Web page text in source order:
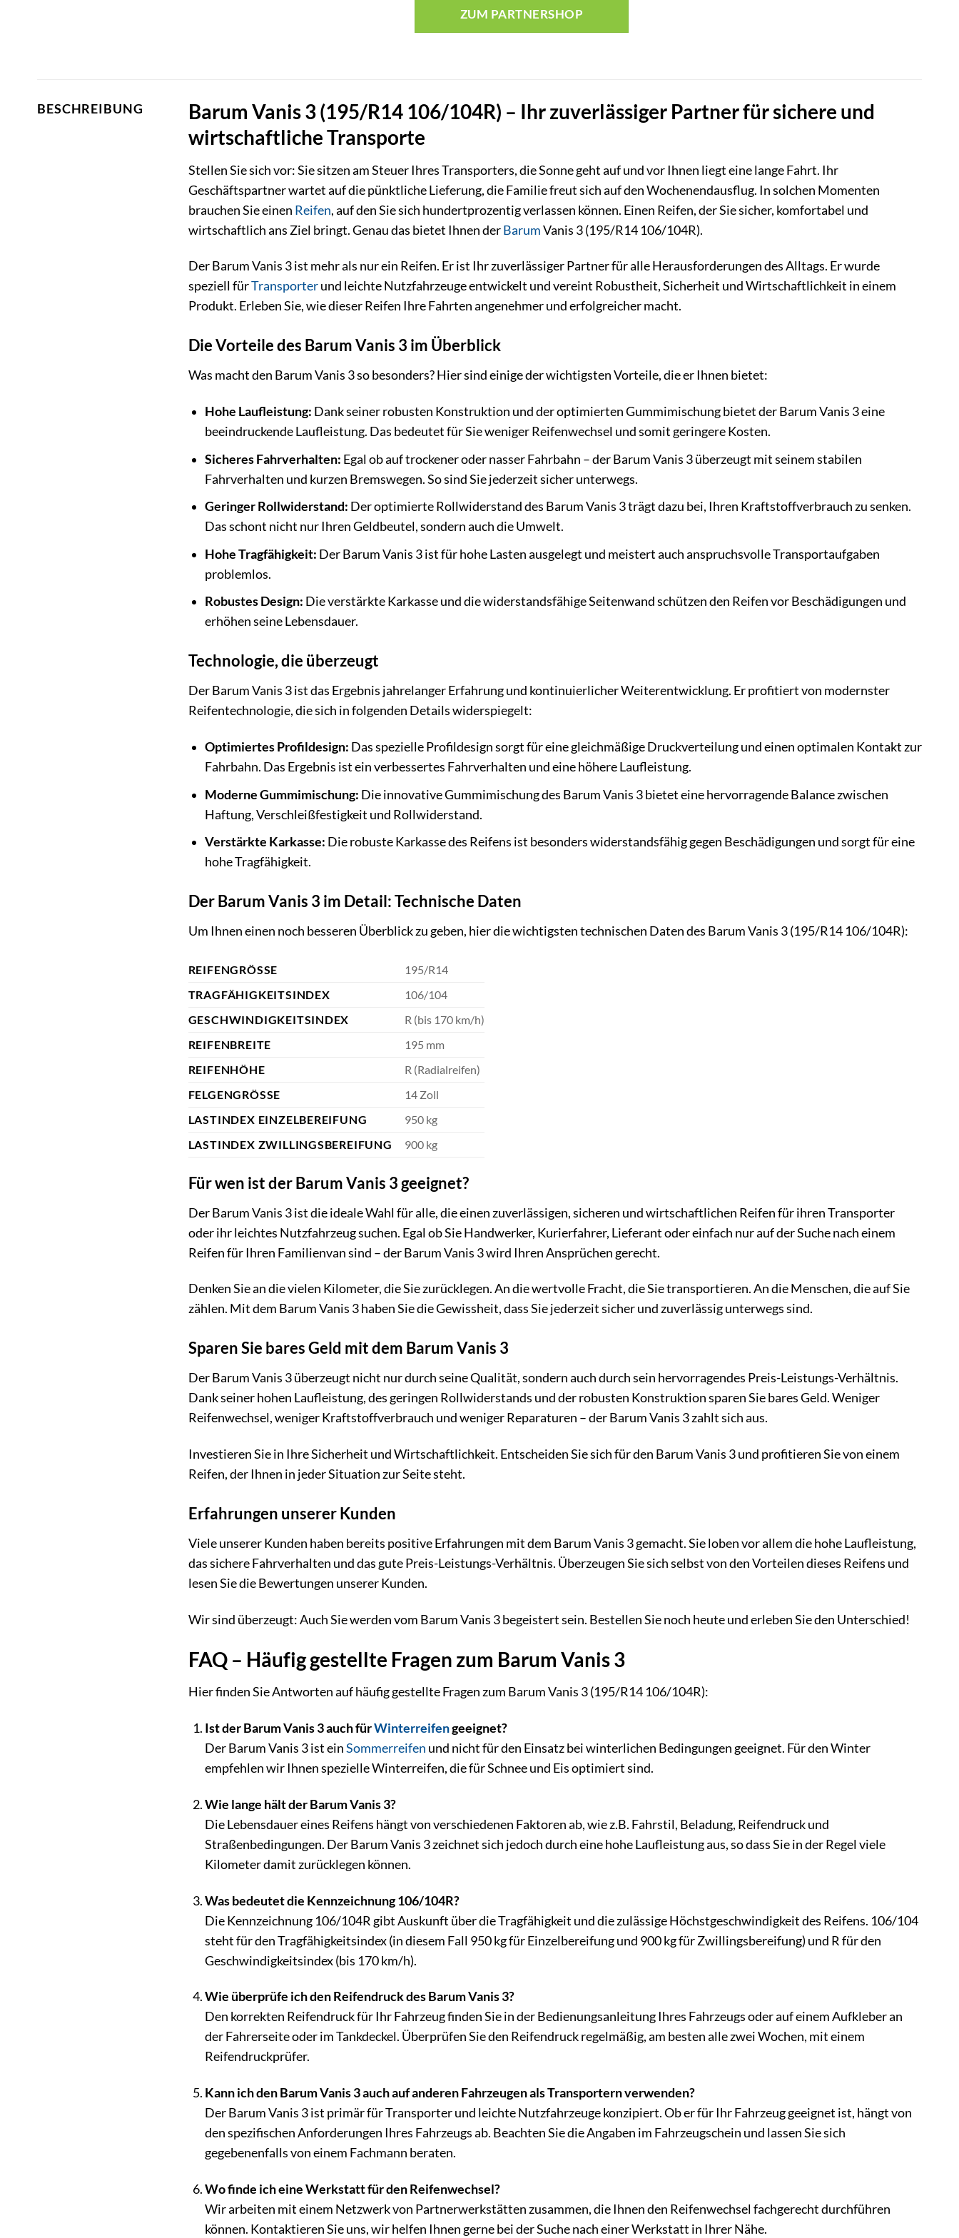
ZUM PARTNERSHOP
BESCHREIBUNG
Barum Vanis 3 (195/R14 106/104R) – Ihr zuverlässiger Partner für sichere und
wirtschaftliche Transporte
Stellen Sie sich vor: Sie sitzen am Steuer Ihres Transporters, die Sonne geht auf und vor Ihnen liegt eine lange Fahrt. Ihr
Geschäftspartner wartet auf die pünktliche Lieferung, die Familie freut sich auf den Wochenendausflug. In solchen Momenten
brauchen Sie einen Reifen, auf den Sie sich hundertprozentig verlassen können. Einen Reifen, der Sie sicher, komfortabel und
wirtschaftlich ans Ziel bringt. Genau das bietet Ihnen derBarumVanis 3 (195/R14 106/104R).
Der Barum Vanis 3 ist mehr als nur ein Reifen. Er ist Ihr zuverlässiger Partner für alle Herausforderungen des Alltags. Er wurde
speziell fürTransporterund leichte Nutzfahrzeuge entwickelt und vereint Robustheit, Sicherheit und Wirtschaftlichkeit in einem
Produkt. Erleben Sie, wie dieser Reifen Ihre Fahrten angenehmer und erfolgreicher macht.
Die Vorteile des Barum Vanis 3 im Überblick
Was macht den Barum Vanis 3 so besonders? Hier sind einige der wichtigsten Vorteile, die er Ihnen bietet:
Hohe Laufleistung: Dank seiner robusten Konstruktion und der optimierten Gummimischung bietet der Barum Vanis 3 eine
beeindruckende Laufleistung. Das bedeutet für Sie weniger Reifenwechsel und somit geringere Kosten.
Sicheres Fahrverhalten: Egal ob auf trockener oder nasser Fahrbahn – der Barum Vanis 3 überzeugt mit seinem stabilen
Fahrverhalten und kurzen Bremswegen. So sind Sie jederzeit sicher unterwegs.
Geringer Rollwiderstand: Der optimierte Rollwiderstand des Barum Vanis 3 trägt dazu bei, Ihren Kraftstoffverbrauch zu senken.
Das schont nicht nur Ihren Geldbeutel, sondern auch die Umwelt.
Hohe Tragfähigkeit: Der Barum Vanis 3 ist für hohe Lasten ausgelegt und meistert auch anspruchsvolle Transportaufgaben
problemlos.
Robustes Design: Die verstärkte Karkasse und die widerstandsfähige Seitenwand schützen den Reifen vor Beschädigungen und
erhöhen seine Lebensdauer.
Technologie, die überzeugt
Der Barum Vanis 3 ist das Ergebnis jahrelanger Erfahrung und kontinuierlicher Weiterentwicklung. Er profitiert von modernster
Reifentechnologie, die sich in folgenden Details widerspiegelt:
Optimiertes Profildesign: Das spezielle Profildesign sorgt für eine gleichmäßige Druckverteilung und einen optimalen Kontakt zur
Fahrbahn. Das Ergebnis ist ein verbessertes Fahrverhalten und eine höhere Laufleistung.
Moderne Gummimischung: Die innovative Gummimischung des Barum Vanis 3 bietet eine hervorragende Balance zwischen
Haftung, Verschleißfestigkeit und Rollwiderstand.
Verstärkte Karkasse: Die robuste Karkasse des Reifens ist besonders widerstandsfähig gegen Beschädigungen und sorgt für eine
hohe Tragfähigkeit.
Der Barum Vanis 3 im Detail: Technische Daten
Um Ihnen einen noch besseren Überblick zu geben, hier die wichtigsten technischen Daten des Barum Vanis 3 (195/R14 106/104R):
REIFENGRÖSSE
195/R14
TRAGFÄHIGKEITSINDEX
106/104
GESCHWINDIGKEITSINDEX
R (bis 170 km/h)
REIFENBREITE
195 mm
REIFENHÖHE
R (Radialreifen)
FELGENGRÖSSE
14 Zoll
LASTINDEX EINZELBEREIFUNG
950 kg
LASTINDEX ZWILLINGSBEREIFUNG
900 kg
Für wen ist der Barum Vanis 3 geeignet?
Der Barum Vanis 3 ist die ideale Wahl für alle, die einen zuverlässigen, sicheren und wirtschaftlichen Reifen für ihren Transporter
oder ihr leichtes Nutzfahrzeug suchen. Egal ob Sie Handwerker, Kurierfahrer, Lieferant oder einfach nur auf der Suche nach einem
Reifen für Ihren Familienvan sind – der Barum Vanis 3 wird Ihren Ansprüchen gerecht.
Denken Sie an die vielen Kilometer, die Sie zurücklegen. An die wertvolle Fracht, die Sie transportieren. An die Menschen, die auf Sie
zählen. Mit dem Barum Vanis 3 haben Sie die Gewissheit, dass Sie jederzeit sicher und zuverlässig unterwegs sind.
Sparen Sie bares Geld mit dem Barum Vanis 3
Der Barum Vanis 3 überzeugt nicht nur durch seine Qualität, sondern auch durch sein hervorragendes Preis-Leistungs-Verhältnis.
Dank seiner hohen Laufleistung, des geringen Rollwiderstands und der robusten Konstruktion sparen Sie bares Geld. Weniger
Reifenwechsel, weniger Kraftstoffverbrauch und weniger Reparaturen – der Barum Vanis 3 zahlt sich aus.
Investieren Sie in Ihre Sicherheit und Wirtschaftlichkeit. Entscheiden Sie sich für den Barum Vanis 3 und profitieren Sie von einem
Reifen, der Ihnen in jeder Situation zur Seite steht.
Erfahrungen unserer Kunden
Viele unserer Kunden haben bereits positive Erfahrungen mit dem Barum Vanis 3 gemacht. Sie loben vor allem die hohe Laufleistung,
das sichere Fahrverhalten und das gute Preis-Leistungs-Verhältnis. Überzeugen Sie sich selbst von den Vorteilen dieses Reifens und
lesen Sie die Bewertungen unserer Kunden.
Wir sind überzeugt: Auch Sie werden vom Barum Vanis 3 begeistert sein. Bestellen Sie noch heute und erleben Sie den Unterschied!
FAQ – Häufig gestellte Fragen zum Barum Vanis 3
Hier finden Sie Antworten auf häufig gestellte Fragen zum Barum Vanis 3 (195/R14 106/104R):
Ist der Barum Vanis 3 auch fürWinterreifengeeignet?
Der Barum Vanis 3 ist einSommerreifen und nicht für den Einsatz bei winterlichen Bedingungen geeignet. Für den Winter
empfehlen wir Ihnen spezielle Winterreifen, die für Schnee und Eis optimiert sind.
Wie lange hält der Barum Vanis 3?
Die Lebensdauer eines Reifens hängt von verschiedenen Faktoren ab, wie z.B. Fahrstil, Beladung, Reifendruck und
Straßenbedingungen. Der Barum Vanis 3 zeichnet sich jedoch durch eine hohe Laufleistung aus, so dass Sie in der Regel viele
Kilometer damit zurücklegen können.
Was bedeutet die Kennzeichnung 106/104R?
Die Kennzeichnung 106/104R gibt Auskunft über die Tragfähigkeit und die zulässige Höchstgeschwindigkeit des Reifens. 106/104
steht für den Tragfähigkeitsindex (in diesem Fall 950 kg für Einzelbereifung und 900 kg für Zwillingsbereifung) und R für den
Geschwindigkeitsindex (bis 170 km/h).
Wie überprüfe ich den Reifendruck des Barum Vanis 3?
Den korrekten Reifendruck für Ihr Fahrzeug finden Sie in der Bedienungsanleitung Ihres Fahrzeugs oder auf einem Aufkleber an
der Fahrerseite oder im Tankdeckel. Überprüfen Sie den Reifendruck regelmäßig, am besten alle zwei Wochen, mit einem
Reifendruckprüfer.
Kann ich den Barum Vanis 3 auch auf anderen Fahrzeugen als Transportern verwenden?
Der Barum Vanis 3 ist primär für Transporter und leichte Nutzfahrzeuge konzipiert. Ob er für Ihr Fahrzeug geeignet ist, hängt von
den spezifischen Anforderungen Ihres Fahrzeugs ab. Beachten Sie die Angaben im Fahrzeugschein und lassen Sie sich
gegebenenfalls von einem Fachmann beraten.
Wo finde ich eine Werkstatt für den Reifenwechsel?
Wir arbeiten mit einem Netzwerk von Partnerwerkstätten zusammen, die Ihnen den Reifenwechsel fachgerecht durchführen
können. Kontaktieren Sie uns, wir helfen Ihnen gerne bei der Suche nach einer Werkstatt in Ihrer Nähe.